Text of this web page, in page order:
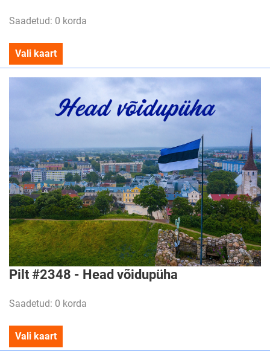
Saadetud: 0 korda
Vali kaart
Pilt #2348 - Head võidupüha
Saadetud: 0 korda
Vali kaart